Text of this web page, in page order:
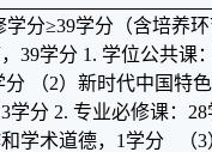
学分≥39学分（含培养
39学分 1. 学位公共课：
分 （2）新时代中国特
3学分 2. 专业必修课： 28
学术道德， 1 学分 （3